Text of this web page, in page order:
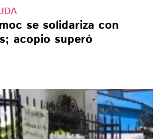
se solidariza con
acopio superó